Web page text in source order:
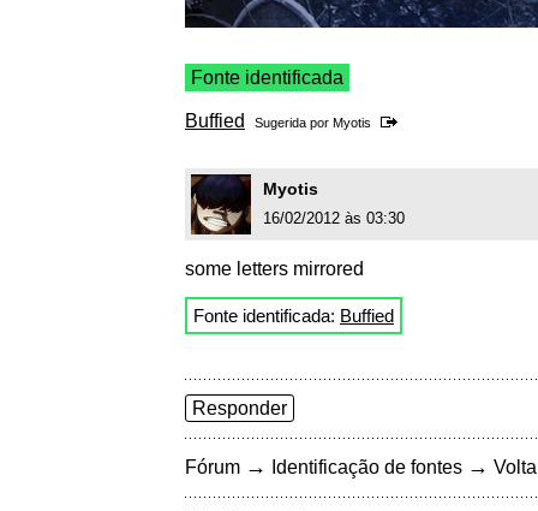
Fonte identificada
Buffied Sugerida por Myotis
Myotis
16/02/2012 às 03:30
some letters mirrored
Fonte identificada: Buffied
Responder
Fórum → Identificação de fontes →